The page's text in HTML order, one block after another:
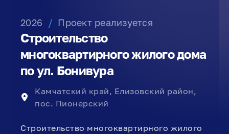
2026 / Проект реализуется
Строительство
многоквартирного жилого дома
по ул. Бонивура
Камчатский край, Елизовский район,
пос. Пионерский
Строительство многоквартирного жилого